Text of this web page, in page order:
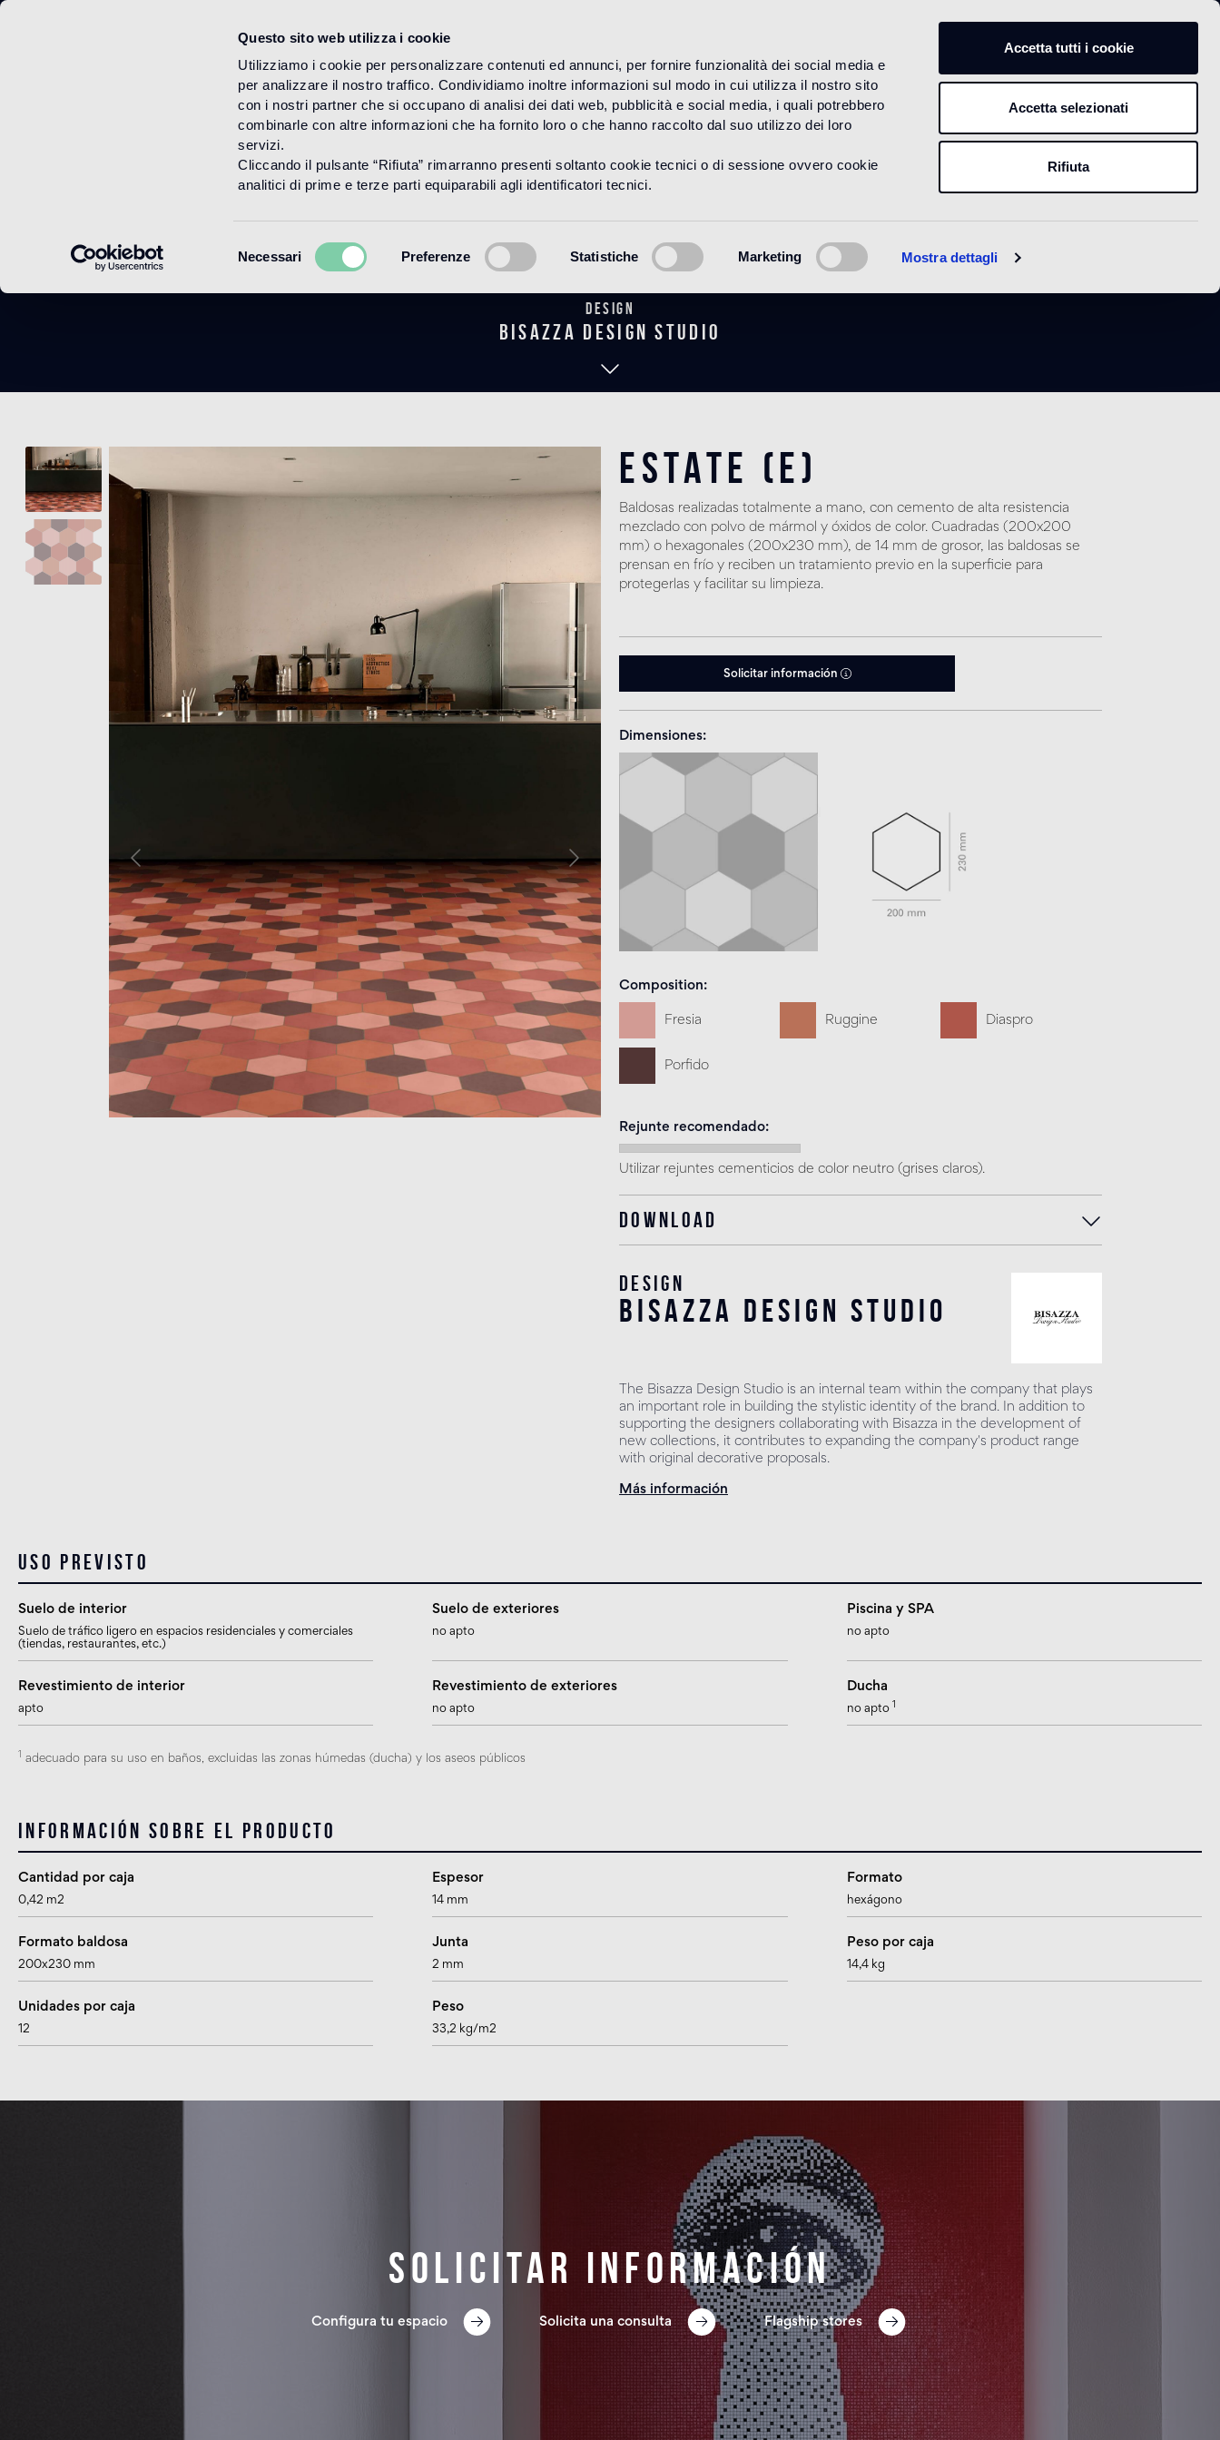
Questo sito web utilizza i cookie
Utilizziamo i cookie per personalizzare contenuti ed annunci, per fornire funzionalità dei social media e
per analizzare il nostro traffico. Condividiamo inoltre informazioni sul modo in cui utilizza il nostro sito
con i nostri partner che si occupano di analisi dei dati web, pubblicità e social media, i quali potrebbero
combinarle con altre informazioni che ha fornito loro o che hanno raccolto dal suo utilizzo dei loro
servizi.
Cliccando il pulsante “Rifiuta” rimarranno presenti soltanto cookie tecnici o di sessione ovvero cookie
analitici di prime e terze parti equiparabili agli identificatori tecnici.
del
Necessari Preferenze Statistiche Marketing Mostra dettagli
Accetta tutti i cookie
Accetta selezionati
Rifiuta
HOME PRODUCTOS CEMENTILES
Estate (E)
Design
bisazza design studio
Estate (E)
Baldosas realizadas totalmente a mano, con cemento de alta resistencia
mezclado con polvo de mármol y óxidos de color. Cuadradas (200x200
mm) o hexagonales (200x230 mm), de 14 mm de grosor, las baldosas se
prensan en frío y reciben un tratamiento previo en la superficie para
protegerlas y facilitar su limpieza.
Solicitar información
Dimensiones
Composition
Fresia Ruggine Diaspro
Porfido
Rejunte recomendado
Utilizar rejuntes cementicios de color neutro (grises claros).
Download
Design
bisazza design studio
The Bisazza Design Studio is an internal team within the company that plays
an important role in building the stylistic identity of the brand. In addition to
supporting the designers collaborating with Bisazza in the development of
new collections, it contributes to expanding the company's product range
with original decorative proposals.
Más información
Uso previsto
Suelo de interior
Suelo de tráfico ligero en espacios residenciales y comerciales
(tiendas, restaurantes, etc.)
Suelo de exteriores
no apto
Piscina y SPA
no apto
Revestimiento de interior
apto
Revestimiento de exteriores
no apto
Ducha
no apto
adecuado para su uso en baños, excluidas las zonas húmedas (ducha) y los aseos públicos
Información sobre el producto
Cantidad por caja
0,42 m2
Espesor
14 mm
Formato
hexágono
Formato baldosa
200x230 mm
Junta
2 mm
Peso por caja
14,4 kg
Unidades por caja
12
Peso
33,2 kg/m2
Solicitar información
Configura tu espacio Solicita una consulta Flagship stores